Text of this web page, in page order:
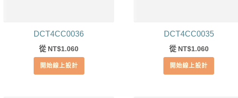
DCT4CC0036
從 NT$1.060
開始線上設計
DCT4CC0035
從 NT$1.060
開始線上設計